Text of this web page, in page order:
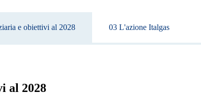
e obiettivi al 2028 03 L'azione Italgas
al 2028